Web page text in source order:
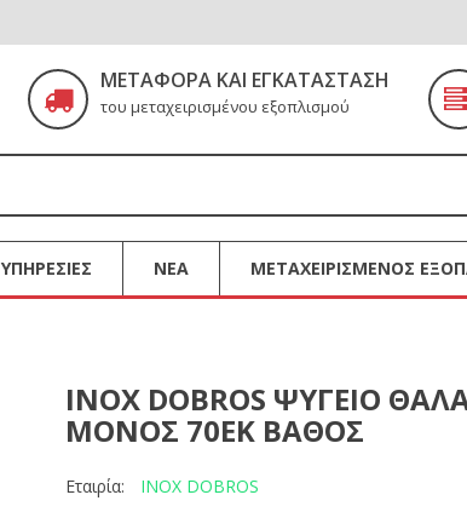
ΜΕΤΑΦΟΡΆ ΚΑΙ ΕΓΚΑΤΆΣΤΑΣΗ
του μεταχειρισμένου εξοπλισμού
ΥΠΗΡΕΣΙΕΣ ΝΕΑ ΜΕΤΑΧΕΙΡΙΣΜΕΝΟΣ
INOX DOBROS ΨΥΓΕΙΟ
ΜΟΝΟΣ 70ΕΚ ΒΑΘΟΣ
Εταιρία:
INOX DOBROS